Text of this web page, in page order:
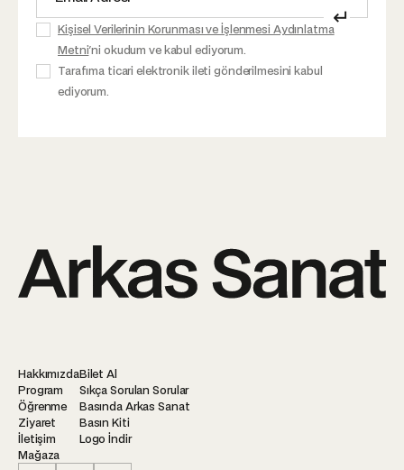
Kişisel Verilerinin Korunması ve İşlenmesi Aydınlatma
Metni'ni okudum ve kabul ediyorum.
Tarafıma ticari elektronik ileti gönderilmesini kabul
ediyorum.
↵
Hakkımızda
Program
Öğrenme
Ziyaret
İletişim
Mağaza
Bilet Al
Sıkça Sorulan Sorular
Basında Arkas Sanat
Basın Kiti
Logo İndir